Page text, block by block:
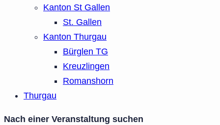
Kanton St Gallen
St. Gallen
Kanton Thurgau
Bürglen TG
Kreuzlingen
Romanshorn
Thurgau
Nach einer Veranstaltung suchen